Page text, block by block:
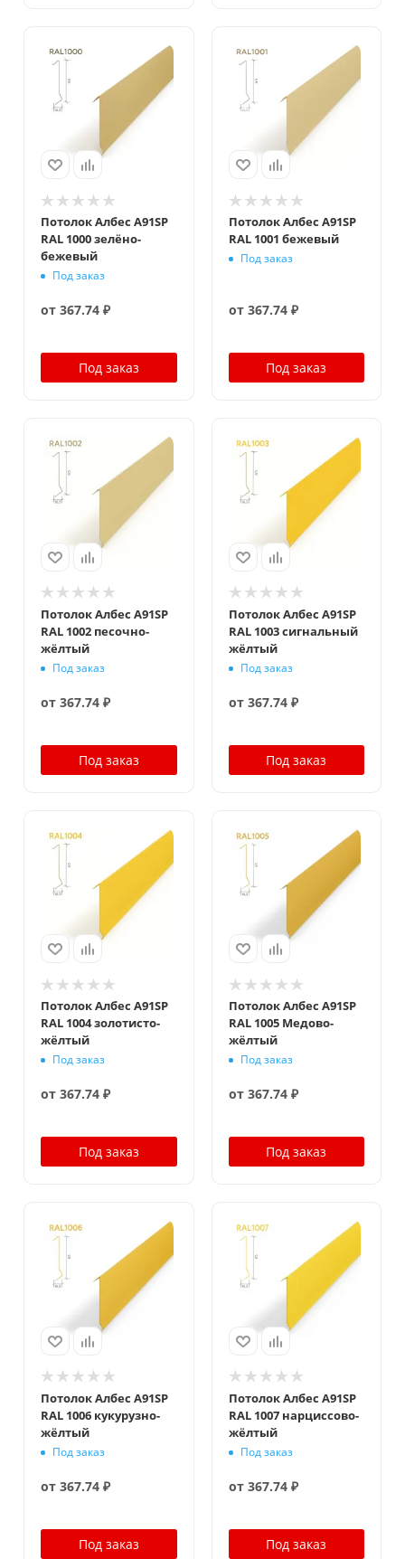
Потолок Албес A91SP
RAL 1000 зелёно-
бежевый
Под заказ
от 367.74 ₽
Под заказ
Потолок Албес A91SP
RAL 1001 бежевый
Под заказ
от 367.74 ₽
Под заказ
Потолок Албес A91SP
RAL 1002 песочно-
жёлтый
Под заказ
от 367.74 ₽
Под заказ
Потолок Албес A91SP
RAL 1003 сигнальный
жёлтый
Под заказ
от 367.74 ₽
Под заказ
Потолок Албес A91SP
RAL 1004 золотисто-
жёлтый
Под заказ
от 367.74 ₽
Под заказ
Потолок Албес A91SP
RAL 1005 Медово-
жёлтый
Под заказ
от 367.74 ₽
Под заказ
Потолок Албес A91SP
RAL 1006 кукурузно-
жёлтый
Под заказ
от 367.74 ₽
Под заказ
Потолок Албес A91SP
RAL 1007 нарциссово-
жёлтый
Под заказ
от 367.74 ₽
Под заказ